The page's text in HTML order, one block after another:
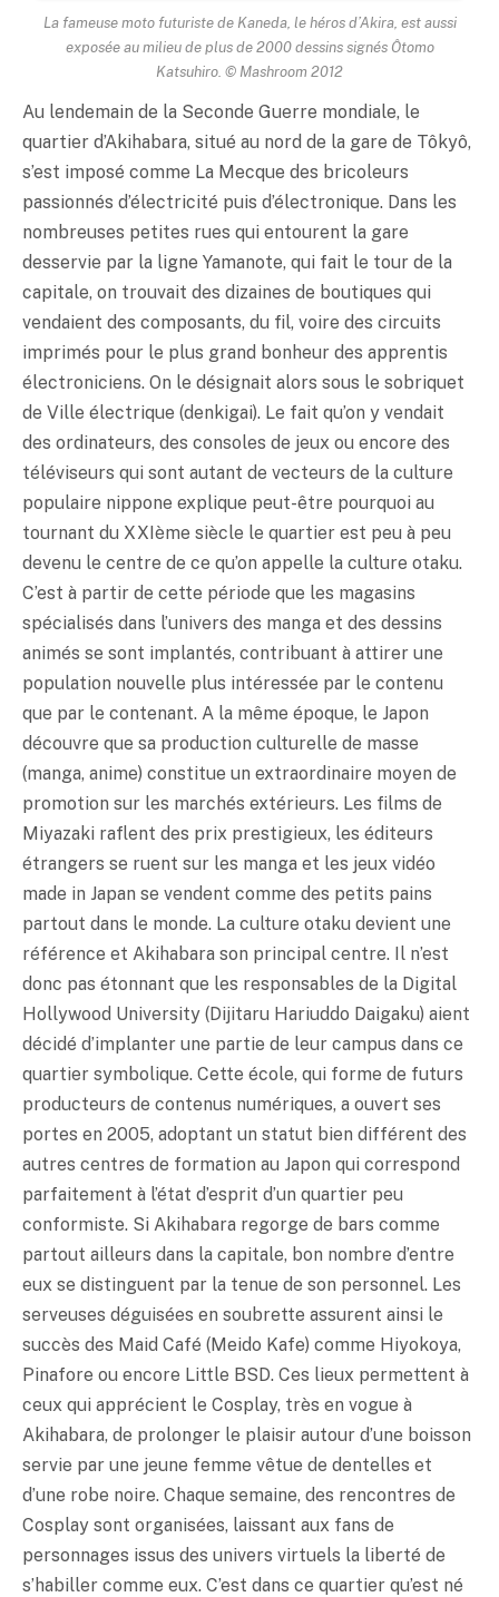
La fameuse moto futuriste de Kaneda, le héros d’Akira, est aussi
exposée au milieu de plus de 2000 dessins signés Ôtomo
Katsuhiro. © Mashroom 2012
Au lendemain de la Seconde Guerre mondiale, le
quartier d’Akihabara, situé au nord de la gare de Tôkyô,
s’est imposé comme La Mecque des bricoleurs
passionnés d’électricité puis d’électronique. Dans les
nombreuses petites rues qui entourent la gare
desservie par la ligne Yamanote, qui fait le tour de la
capitale, on trouvait des dizaines de boutiques qui
vendaient des composants, du fil, voire des circuits
imprimés pour le plus grand bonheur des apprentis
électroniciens. On le désignait alors sous le sobriquet
de Ville électrique (denkigai). Le fait qu’on y vendait
des ordinateurs, des consoles de jeux ou encore des
téléviseurs qui sont autant de vecteurs de la culture
populaire nippone explique peut-être pourquoi au
tournant du XXIème siècle le quartier est peu à peu
devenu le centre de ce qu’on appelle la culture otaku.
C’est à partir de cette période que les magasins
spécialisés dans l’univers des manga et des dessins
animés se sont implantés, contribuant à attirer une
population nouvelle plus intéressée par le contenu
que par le contenant. A la même époque, le Japon
découvre que sa production culturelle de masse
(manga, anime) constitue un extraordinaire moyen de
promotion sur les marchés extérieurs. Les films de
Miyazaki raflent des prix prestigieux, les éditeurs
étrangers se ruent sur les manga et les jeux vidéo
made in Japan se vendent comme des petits pains
partout dans le monde. La culture otaku devient une
référence et Akihabara son principal centre. Il n’est
donc pas étonnant que les responsables de la Digital
Hollywood University (Dijitaru Hariuddo Daigaku) aient
décidé d’implanter une partie de leur campus dans ce
quartier symbolique. Cette école, qui forme de futurs
producteurs de contenus numériques, a ouvert ses
portes en 2005, adoptant un statut bien différent des
autres centres de formation au Japon qui correspond
parfaitement à l’état d’esprit d’un quartier peu
conformiste. Si Akihabara regorge de bars comme
partout ailleurs dans la capitale, bon nombre d’entre
eux se distinguent par la tenue de son personnel. Les
serveuses déguisées en soubrette assurent ainsi le
succès des Maid Café (Meido Kafe) comme Hiyokoya,
Pinafore ou encore Little BSD. Ces lieux permettent à
ceux qui apprécient le Cosplay, très en vogue à
Akihabara, de prolonger le plaisir autour d’une boisson
servie par une jeune femme vêtue de dentelles et
d’une robe noire. Chaque semaine, des rencontres de
Cosplay sont organisées, laissant aux fans de
personnages issus des univers virtuels la liberté de
s’habiller comme eux. C’est dans ce quartier qu’est né